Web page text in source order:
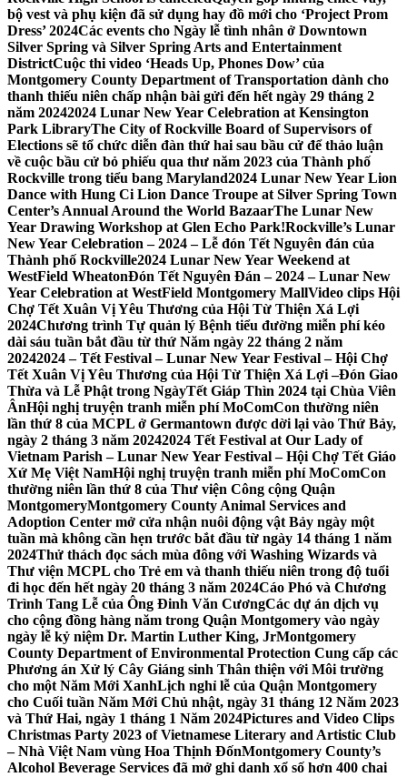
bộ vest và phụ kiện đã sử dụng hay đồ mới cho ‘Project Prom
Dress’ 2024Các events cho Ngày lễ tình nhân ở Downtown
Silver Spring và Silver Spring Arts and Entertainment
DistrictCuộc thi video ‘Heads Up, Phones Dow’ của
Montgomery County Department of Transportation dành cho
thanh thiếu niên chấp nhận bài gửi đến hết ngày 29 tháng 2
năm 20242024 Lunar New Year Celebration at Kensington
Park LibraryThe City of Rockville Board of Supervisors of
Elections sẽ tổ chức diễn đàn thứ hai sau bầu cử để thảo luận
về cuộc bầu cử bỏ phiếu qua thư năm 2023 của Thành phố
Rockville trong tiểu bang Maryland2024 Lunar New Year Lion
Dance with Hung Ci Lion Dance Troupe at Silver Spring Town
Center’s Annual Around the World BazaarThe Lunar New
Year Drawing Workshop at Glen Echo Park!Rockville’s Lunar
New Year Celebration – 2024 – Lễ đón Tết Nguyên đán của
Thành phố Rockville2024 Lunar New Year Weekend at
WestField WheatonĐón Tết Nguyên Đán – 2024 – Lunar New
Year Celebration at WestField Montgomery MallVideo clips Hội
Chợ Tết Xuân Vị Yêu Thương của Hội Từ Thiện Xá Lợi
2024Chương trình Tự quản lý Bệnh tiểu đường miễn phí kéo
dài sáu tuần bắt đầu từ thứ Năm ngày 22 tháng 2 năm
20242024 – Tết Festival – Lunar New Year Festival – Hội Chợ
Tết Xuân Vị Yêu Thương của Hội Từ Thiện Xá Lợi –Đón Giao
Thừa và Lễ Phật trong NgàyTết Giáp Thìn 2024 tại Chùa Viên
ÂnHội nghị truyện tranh miễn phí MoComCon thường niên
lần thứ 8 của MCPL ở Germantown được dời lại vào Thứ Bảy,
ngày 2 tháng 3 năm 20242024 Tết Festival at Our Lady of
Vietnam Parish – Lunar New Year Festival – Hội Chợ Tết Giáo
Xứ Mẹ Việt NamHội nghị truyện tranh miễn phí MoComCon
thường niên lần thứ 8 của Thư viện Công cộng Quận
MontgomeryMontgomery County Animal Services and
Adoption Center mở cửa nhận nuôi động vật Bảy ngày một
tuần mà không cần hẹn trước bắt đầu từ ngày 14 tháng 1 năm
2024Thử thách đọc sách mùa đông với Washing Wizards và
Thư viện MCPL cho Trẻ em và thanh thiếu niên trong độ tuổi
đi học đến hết ngày 20 tháng 3 năm 2024Cáo Phó và Chương
Trình Tang Lễ của Ông Đinh Văn CươngCác dự án dịch vụ
cho cộng đồng hàng năm trong Quận Montgomery vào ngày
ngày lễ kỷ niệm Dr. Martin Luther King, JrMontgomery
County Department of Environmental Protection Cung cấp các
Phương án Xử lý Cây Giáng sinh Thân thiện với Môi trường
cho một Năm Mới XanhLịch nghỉ lễ của Quận Montgomery
cho Cuối tuần Năm Mới Chủ nhật, ngày 31 tháng 12 Năm 2023
và Thứ Hai, ngày 1 tháng 1 Năm 2024Pictures and Video Clips
Christmas Party 2023 of Vietnamese Literary and Artistic Club
– Nhà Việt Nam vùng Hoa Thịnh ĐốnMontgomery County’s
Alcohol Beverage Services đã mở ghi danh xổ số hơn 400 chai